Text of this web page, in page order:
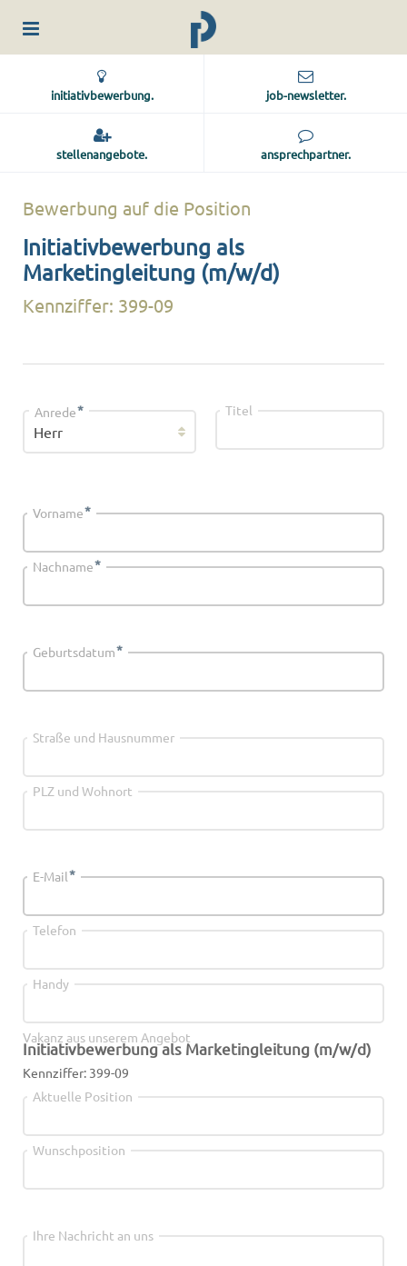
initiativbewerbung. job-newsletter.
stellenangebote. ansprechpartner.
Bewerbung auf die Position
Initiativbewerbung als
Marketingleitung (m/w/d)
Kennziffer: 399-09
Anrede* Titel
Vorname*
Nachname*
Geburtsdatum*
Straße und Hausnummer
PLZ und Wohnort
E-Mail*
Telefon
Handy
Vakanz aus unserem Angebot
Initiativbewerbung als Marketingleitung (m/w/d)
Kennziffer: 399-09
Aktuelle Position
Wunschposition
Ihre Nachricht an uns